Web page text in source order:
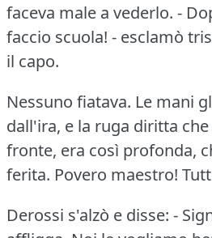
faceva male a vederlo. -
faccio scuola! - esclamò
il capo.
Nessuno fiatava. Le mani
dall'ira, e la ruga diritta
fronte, era così profonda,
ferita. Povero maestro!
Derossi s'alzò e disse: -